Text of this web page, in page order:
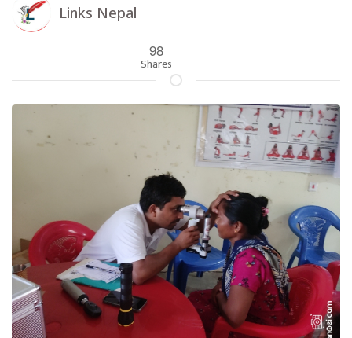
Links Nepal
98
Shares